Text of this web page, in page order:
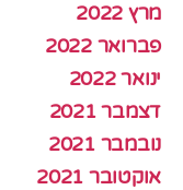
מרץ 2022
פברואר 2022
ינואר 2022
דצמבר 2021
נובמבר 2021
אוקטובר 2021